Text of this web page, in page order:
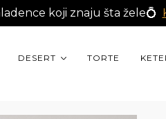
koji znaju šta žele💍
DESERT TORTE